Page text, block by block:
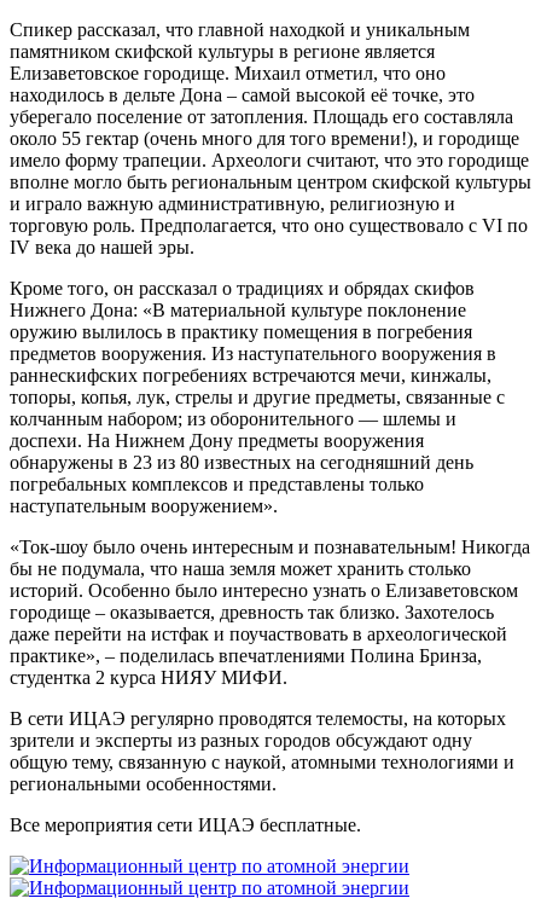
Спикер рассказал, что главной находкой и уникальным
памятником скифской культуры в регионе является
Елизаветовское городище. Михаил отметил, что оно
находилось в дельте Дона – самой высокой её точке, это
уберегало поселение от затопления. Площадь его составляла
около 55 гектар (очень много для того времени!), и городище
имело форму трапеции. Археологи считают, что это городище
вполне могло быть региональным центром скифской культуры
и играло важную административную, религиозную и
торговую роль. Предполагается, что оно существовало с VI по
IV века до нашей эры.
Кроме того, он рассказал о традициях и обрядах скифов
Нижнего Дона: «В материальной культуре поклонение
оружию вылилось в практику помещения в погребения
предметов вооружения. Из наступательного вооружения в
раннескифских погребениях встречаются мечи, кинжалы,
топоры, копья, лук, стрелы и другие предметы, связанные с
колчанным набором; из оборонительного — шлемы и
доспехи. На Нижнем Дону предметы вооружения
обнаружены в 23 из 80 известных на сегодняшний день
погребальных комплексов и представлены только
наступательным вооружением».
«Ток-шоу было очень интересным и познавательным! Никогда
бы не подумала, что наша земля может хранить столько
историй. Особенно было интересно узнать о Елизаветовском
городище – оказывается, древность так близко. Захотелось
даже перейти на истфак и поучаствовать в археологической
практике», – поделилась впечатлениями Полина Бринза,
студентка 2 курса НИЯУ МИФИ.
В сети ИЦАЭ регулярно проводятся телемосты, на которых
зрители и эксперты из разных городов обсуждают одну
общую тему, связанную с наукой, атомными технологиями и
региональными особенностями.
Все мероприятия сети ИЦАЭ бесплатные.